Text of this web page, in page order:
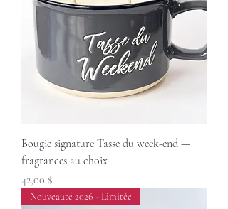
Bougie signature Tasse du week-end —
fragrances au choix
Prix
42,00 $
Nouveauté 2026 - Limitée